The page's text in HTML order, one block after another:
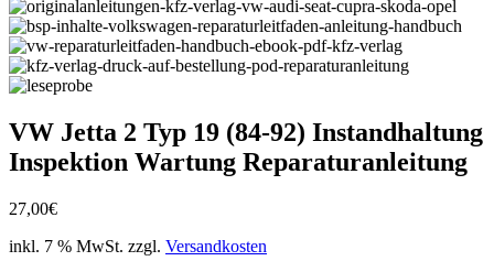
VW Jetta 2 Typ 19 (84-92) Instandhaltung
Inspektion Wartung Reparaturanleitung
27,00€
inkl. 7 % MwSt. zzgl. Versandkosten